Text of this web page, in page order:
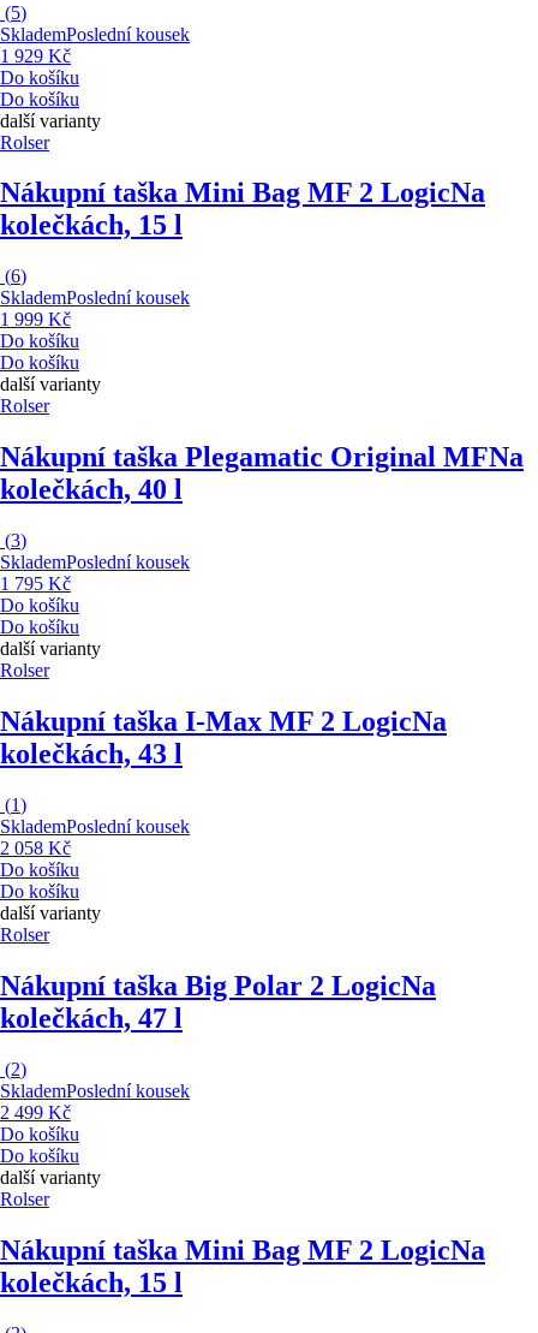
(5)
SklademPoslední kousek
1 929 Kč
Do košíku
Do košíku
další varianty
Rolser
Nákupní taška Mini Bag MF 2 LogicNa
kolečkách, 15 l
(6)
SklademPoslední kousek
1 999 Kč
Do košíku
Do košíku
další varianty
Rolser
Nákupní taška Plegamatic Original MFNa
kolečkách, 40 l
(3)
SklademPoslední kousek
1 795 Kč
Do košíku
Do košíku
další varianty
Rolser
Nákupní taška I-Max MF 2 LogicNa
kolečkách, 43 l
(1)
SklademPoslední kousek
2 058 Kč
Do košíku
Do košíku
další varianty
Rolser
Nákupní taška Big Polar 2 LogicNa
kolečkách, 47 l
(2)
SklademPoslední kousek
2 499 Kč
Do košíku
Do košíku
další varianty
Rolser
Nákupní taška Mini Bag MF 2 LogicNa
kolečkách, 15 l